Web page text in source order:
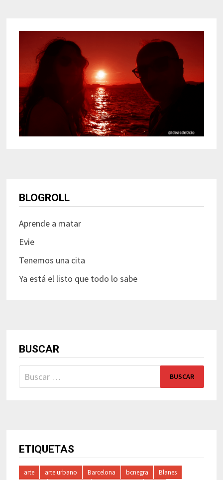
BLOGROLL
Aprende a matar
Evie
Tenemos una cita
Ya está el listo que todo lo sabe
BUSCAR
Buscar:
ETIQUETAS
arte arte urbano Barcelona bcnegra Blanes